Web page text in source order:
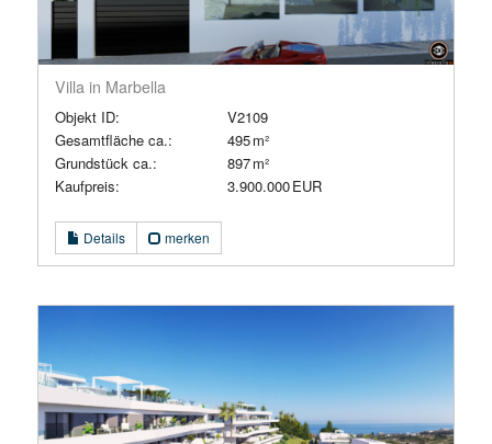
Villa in Marbella
Objekt ID:
V2109
Gesamtfläche ca.:
495 m²
Grund­stück ca.:
897 m²
Kaufpreis:
3.900.000 EUR
Details merken